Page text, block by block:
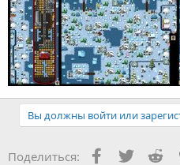
Вы должны войти или
Поделиться: Facebook
Twitter